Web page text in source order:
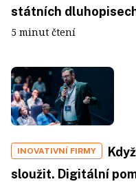
státních
5 minut čtení
INOVATIVNÍ FIRMY
sloužit. Digitální